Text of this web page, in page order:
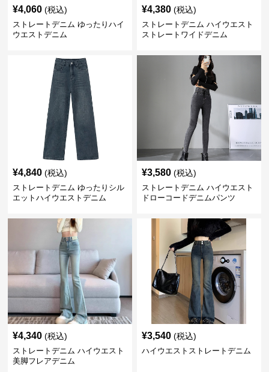
¥4,060 (税込)
ストレートデニム ゆったりハイ
ウエストデニム
¥4,380 (税込)
ストレートデニム ハイウエスト
ストレートワイドデニム
¥4,840 (税込)
ストレートデニム ゆったりシル
エットハイウエストデニム
¥3,580 (税込)
ストレートデニム ハイウエスト
ドローコードデニムパンツ
¥4,340 (税込)
ストレートデニム ハイウエスト
美脚フレアデニム
¥3,540 (税込)
ハイウエストストレートデニム